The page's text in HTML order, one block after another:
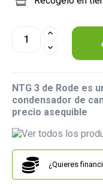
NTG 3 de Rode es
condensador de
precio asequible
¿Quieres